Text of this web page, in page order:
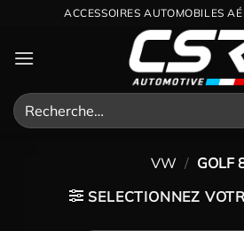
contenu
ACCESSOIRES AUTOMOBILES
Recherche
pour :
VW / GOLF
SELECTIONNEZ